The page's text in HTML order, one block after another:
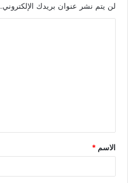
لن يتم نشر عنوان بريدك الإلكتروني.
الاسم *